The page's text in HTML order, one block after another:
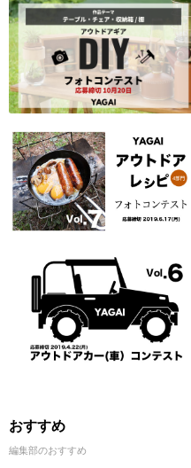
おすすめ
編集部のおすすめ